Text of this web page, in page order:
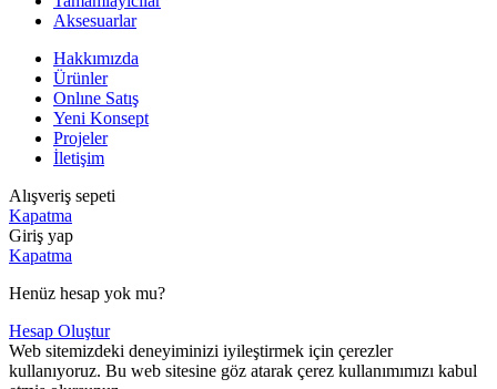
Aksesuarlar
Hakkımızda
Ürünler
Onlıne Satış
Yeni Konsept
Projeler
İletişim
Alışveriş sepeti
Kapatma
Giriş yap
Kapatma
Henüz hesap yok mu?
Hesap Oluştur
Web sitemizdeki deneyiminizi iyileştirmek için çerezler
kullanıyoruz. Bu web sitesine göz atarak çerez kullanımımızı kabul